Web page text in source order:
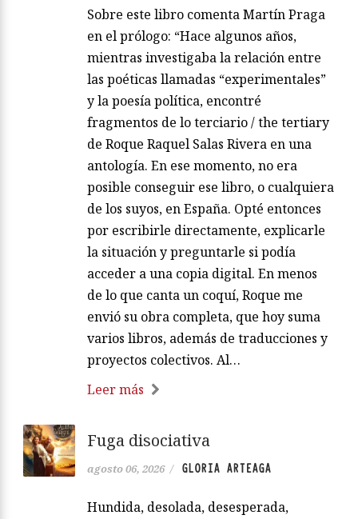
Sobre este libro comenta Martín Praga
en el prólogo: “Hace algunos años,
mientras investigaba la relación entre
las poéticas llamadas “experimentales”
y la poesía política, encontré
fragmentos de lo terciario / the tertiary
de Roque Raquel Salas Rivera en una
antología. En ese momento, no era
posible conseguir ese libro, o cualquiera
de los suyos, en España. Opté entonces
por escribirle directamente, explicarle
la situación y preguntarle si podía
acceder a una copia digital. En menos
de lo que canta un coquí, Roque me
envió su obra completa, que hoy suma
varios libros, además de traducciones y
proyectos colectivos. Al…
Leer más
Fuga disociativa
agosto 06, 2026 / GLORIA ARTEAGA
Hundida, desolada, desesperada,